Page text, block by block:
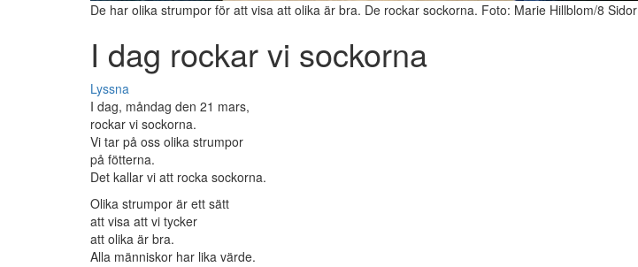
De har olika strumpor för att visa att olika är bra. De rockar sockorna. Foto: Marie Hillblom/8 Sidor
I dag rockar vi sockorna
Lyssna
I dag, måndag den 21 mars,
rockar vi sockorna.
Vi tar på oss olika strumpor
på fötterna.
Det kallar vi att rocka sockorna.
Olika strumpor är ett sätt
att visa att vi tycker
att olika är bra.
Alla människor har lika värde.